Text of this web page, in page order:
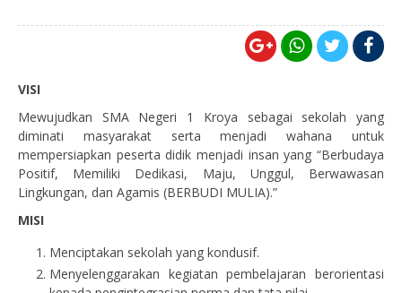
VISI
Mewujudkan SMA Negeri 1 Kroya sebagai sekolah yang
diminati masyarakat serta menjadi wahana untuk
mempersiapkan peserta didik menjadi insan yang “Berbudaya
Positif, Memiliki Dedikasi, Maju, Unggul, Berwawasan
Lingkungan, dan Agamis (BERBUDI MULIA).”
MISI
Menciptakan sekolah yang kondusif.
Menyelenggarakan kegiatan pembelajaran berorientasi